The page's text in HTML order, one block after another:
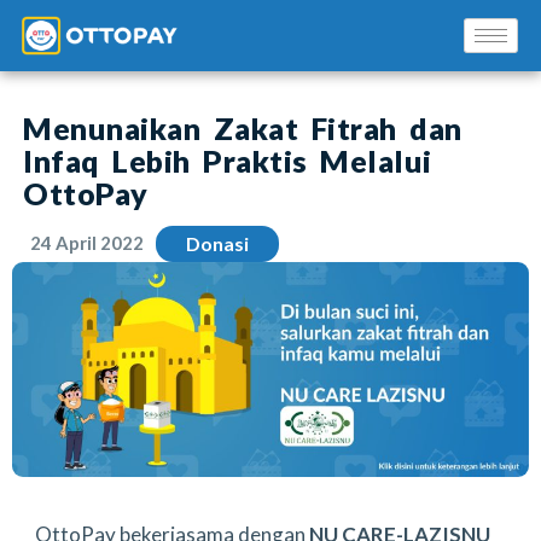
Menunaikan Zakat Fitrah dan
Infaq Lebih Praktis Melalui
OttoPay
24 April 2022 Donasi
OttoPay bekerjasama dengan NU CARE-LAZISNU
Solusi Kami
Blog
Promo Mitra
Pusat Edukasi Mitra